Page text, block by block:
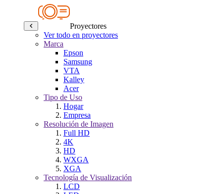
Proyectores
Ver todo en proyectores
Marca
Epson
Samsung
VTA
Kalley
Acer
Tipo de Uso
Hogar
Empresa
Resolución de Imagen
Full HD
4K
HD
WXGA
XGA
Tecnología de Visualización
LCD